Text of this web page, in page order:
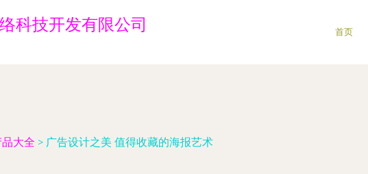
科技开发有限公司 首页
品大全 > 广告设计之美 值得收藏的海报艺术